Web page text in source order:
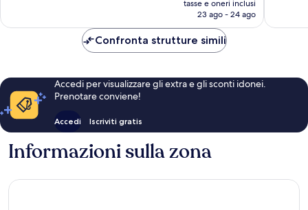
attuale
206 €
tasse e oneri inclusi
23 ago - 24 ago
Confronta strutture simili
Accedi per visualizzare gli extra e gli sconti idonei.
Prenotare conviene!
Accedi Iscriviti gratis
Informazioni sulla zona